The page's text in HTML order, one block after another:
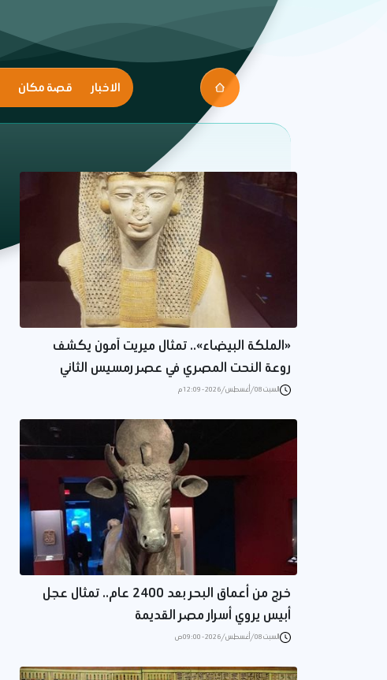
الاخبار قصة مكان
«الملكة البيضاء».. تمثال ميريت آمون يكشف
روعة النحت المصري في عصر رمسيس الثاني
السبت 08/أغسطس/2026 - 12:09 م
خرج من أعماق البحر بعد 2400 عام.. تمثال عجل
أبيس يروي أسرار مصر القديمة
السبت 08/أغسطس/2026 - 09:00 ص